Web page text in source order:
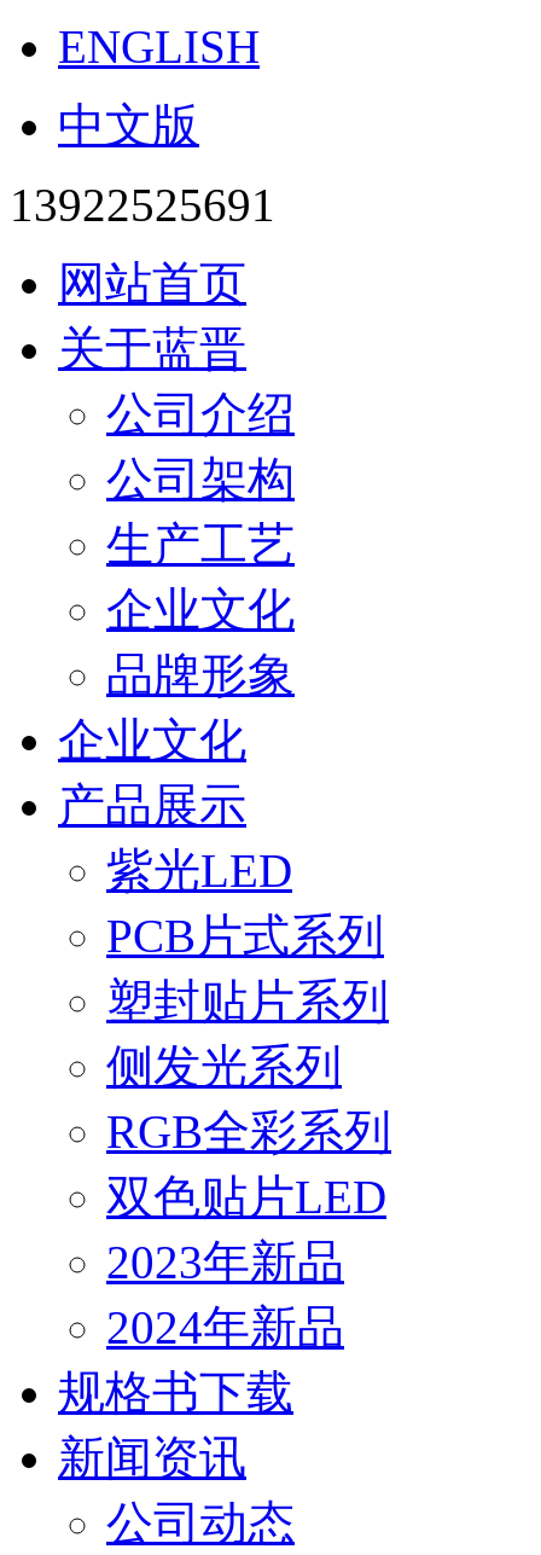
ENGLISH
中文版
13922525691
网站首页
关于蓝晋
公司介绍
公司架构
生产工艺
企业文化
品牌形象
企业文化
产品展示
紫光LED
PCB片式系列
塑封贴片系列
侧发光系列
RGB全彩系列
双色贴片LED
2023年新品
2024年新品
规格书下载
新闻资讯
公司动态